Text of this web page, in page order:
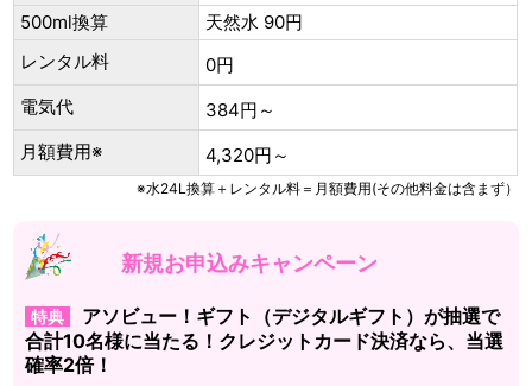
500ml換算
天然水 90円
レンタル料
0円
電気代
384円～
月額費用※
4,320円～
※水24L換算＋レンタル料＝月額費用(その他料金は含まず）
新規お申込みキャンペーン
特典
アソビュー！ギフト（デジタルギフト）が抽選で
合計10名様に当たる！クレジットカード決済なら、当選
確率2倍！